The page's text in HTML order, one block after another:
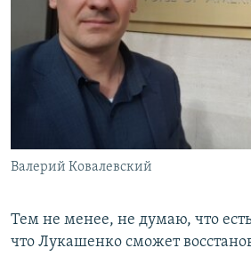
Валерий Ковалевский
Тем не менее, не думаю, что
что Лукашенко сможет